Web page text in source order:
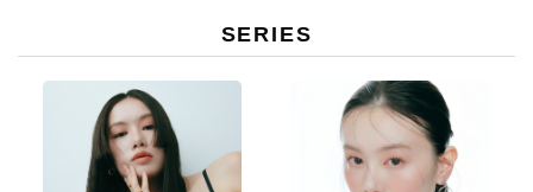
SERIES